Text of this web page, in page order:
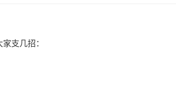
支几招：